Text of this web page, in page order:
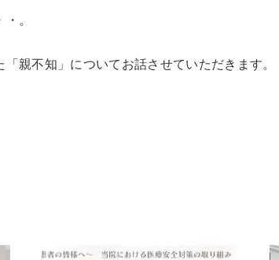
。
親不知」についてお話させていただきます。